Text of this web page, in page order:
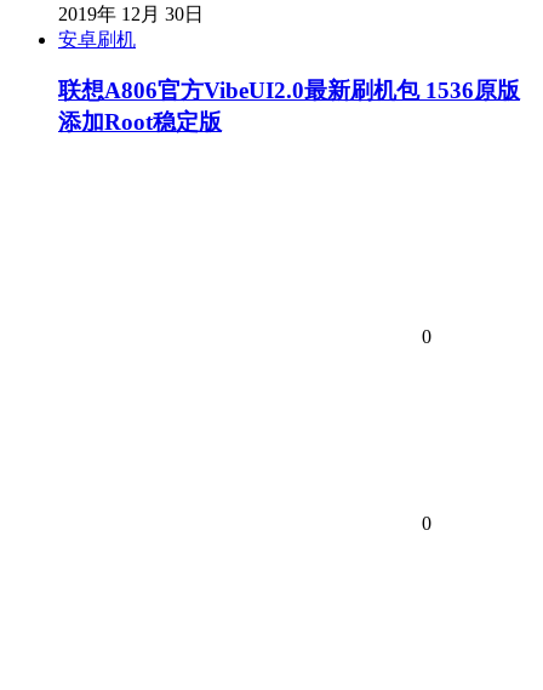
2019年 12月 30日
安卓刷机
联想A806官方VibeUI2.0最新刷机包 1536原版
添加Root稳定版
0
0